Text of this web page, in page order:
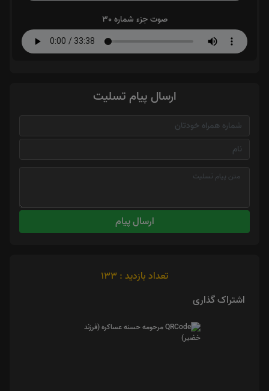
صوت جزء شماره 30
ارسال پیام تسلیت
ارسال پیام
تعداد بازدید : 133
اشتراک گذاری